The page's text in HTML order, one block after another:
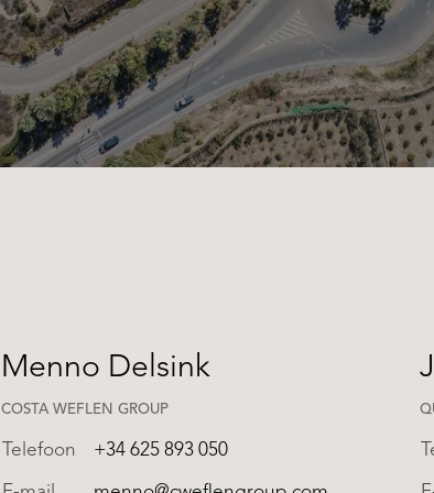
Menno Delsink
COSTA WEFLEN GROUP
Telefoon +34 625 893 050
QUALIS INTERNATIONAL